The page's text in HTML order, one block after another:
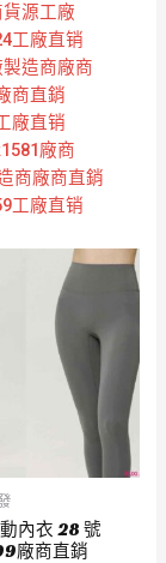
源工廠
工廠直销
造商廠商
商直銷
廠直销
廠商
商廠商直銷
工廠直销
內衣 28 號
廠商直銷